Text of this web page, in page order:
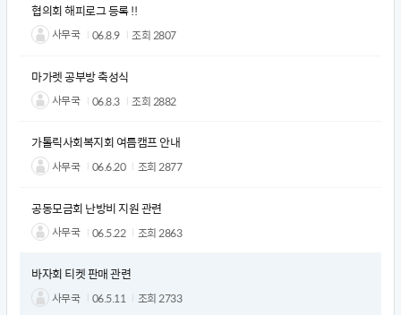
협의회 해피로그 등록 !!
사무국 06.8.9 조회2807
마가렛 공부방 축성식
사무국 06.8.3 조회 2882
가톨릭사회복지회 여름캠프 안내
사무국 06.6.20 조회2877
공동모금회 난방비 지원 관련
사무국 06.5.22 조회2863
바자회 티켓 판매 관련
사무국 06.5.11 조회2733